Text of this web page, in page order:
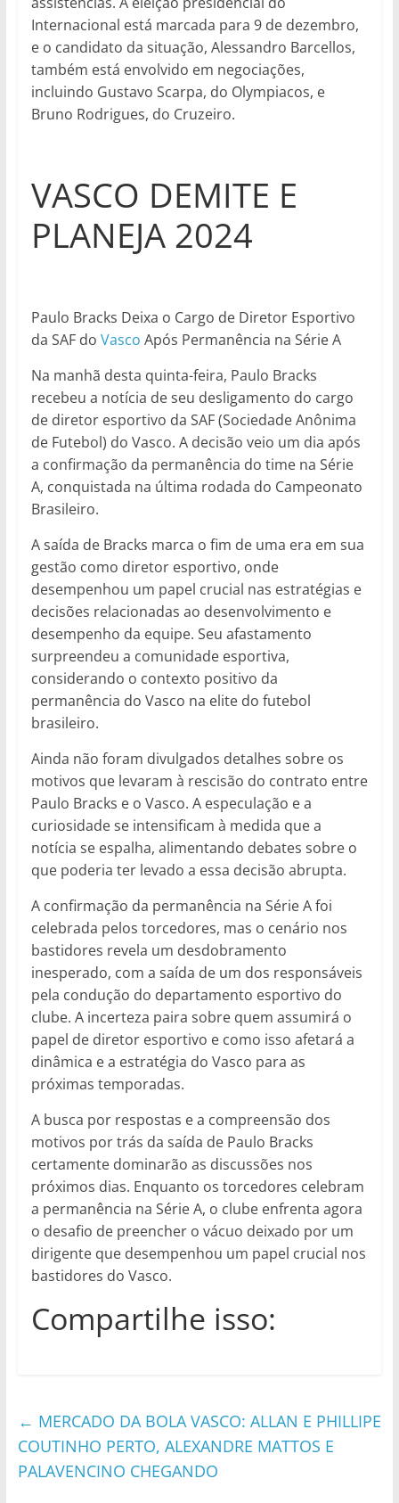
Internacional está marcada para 9 de dezembro,
e o candidato da situação, Alessandro Barcellos,
também está envolvido em negociações,
incluindo Gustavo Scarpa, do Olympiacos, e
Bruno Rodrigues, do Cruzeiro.
VASCO DEMITE E
PLANEJA 2024
Paulo Bracks Deixa o Cargo de Diretor Esportivo
da SAF do Vasco Após Permanência na Série A
Na manhã desta quinta-feira, Paulo Bracks
recebeu a notícia de seu desligamento do cargo
de diretor esportivo da SAF (Sociedade Anônima
de Futebol) do Vasco. A decisão veio um dia após
a confirmação da permanência do time na Série
A, conquistada na última rodada do Campeonato
Brasileiro.
A saída de Bracks marca o fim de uma era em sua
gestão como diretor esportivo, onde
desempenhou um papel crucial nas estratégias e
decisões relacionadas ao desenvolvimento e
desempenho da equipe. Seu afastamento
surpreendeu a comunidade esportiva,
considerando o contexto positivo da
permanência do Vasco na elite do futebol
brasileiro.
Ainda não foram divulgados detalhes sobre os
motivos que levaram à rescisão do contrato entre
Paulo Bracks e o Vasco. A especulação e a
curiosidade se intensificam à medida que a
notícia se espalha, alimentando debates sobre o
que poderia ter levado a essa decisão abrupta.
A confirmação da permanência na Série A foi
celebrada pelos torcedores, mas o cenário nos
bastidores revela um desdobramento
inesperado, com a saída de um dos responsáveis
pela condução do departamento esportivo do
clube. A incerteza paira sobre quem assumirá o
papel de diretor esportivo e como isso afetará a
dinâmica e a estratégia do Vasco para as
próximas temporadas.
A busca por respostas e a compreensão dos
motivos por trás da saída de Paulo Bracks
certamente dominarão as discussões nos
próximos dias. Enquanto os torcedores celebram
a permanência na Série A, o clube enfrenta agora
o desafio de preencher o vácuo deixado por um
dirigente que desempenhou um papel crucial nos
bastidores do Vasco.
Compartilhe isso:
← MERCADO DA BOLA VASCO: ALLAN E PHILLIPE
COUTINHO PERTO, ALEXANDRE MATTOS E
PALAVENCINO CHEGANDO